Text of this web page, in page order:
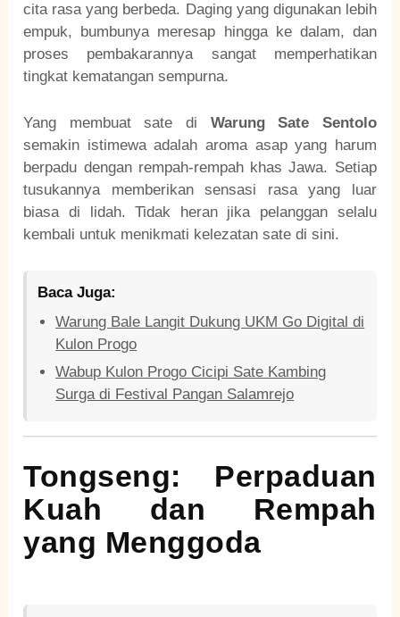
cita rasa yang berbeda. Daging yang digunakan lebih
empuk, bumbunya meresap hingga ke dalam, dan
proses pembakarannya sangat memperhatikan
tingkat kematangan sempurna.
Yang membuat sate di Warung Sate Sentolo
semakin istimewa adalah aroma asap yang harum
berpadu dengan rempah-rempah khas Jawa. Setiap
tusukannya memberikan sensasi rasa yang luar
biasa di lidah. Tidak heran jika pelanggan selalu
kembali untuk menikmati kelezatan sate di sini.
Baca Juga:
Warung Bale Langit Dukung UKM Go Digital di
Kulon Progo
Wabup Kulon Progo Cicipi Sate Kambing
Surga di Festival Pangan Salamrejo
Tongseng: Perpaduan
Kuah dan Rempah
yang Menggoda